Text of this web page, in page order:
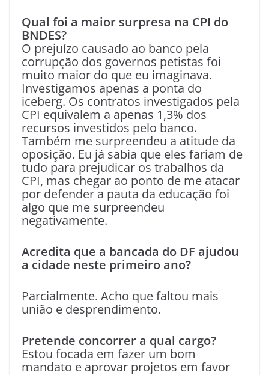
Qual foi a maior surpresa na CPI do
BNDES?
O prejuízo causado ao banco pela
corrupção dos governos petistas foi
muito maior do que eu imaginava.
Investigamos apenas a ponta do
iceberg. Os contratos investigados pela
CPI equivalem a apenas 1,3% dos
recursos investidos pelo banco.
Também me surpreendeu a atitude da
oposição. Eu já sabia que eles fariam de
tudo para prejudicar os trabalhos da
CPI, mas chegar ao ponto de me atacar
por defender a pauta da educação foi
algo que me surpreendeu
negativamente.
Acredita que a bancada do DF ajudou
a cidade neste primeiro ano?
Parcialmente. Acho que faltou mais
união e desprendimento.
Pretende concorrer a qual cargo?
Estou focada em fazer um bom
mandato e aprovar projetos em favor